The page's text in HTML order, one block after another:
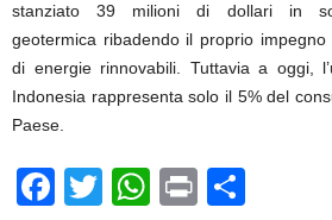
stanziato 39 milioni di dollari in
geotermica ribadendo il proprio impegno
di energie rinnovabili. Tuttavia a oggi,
Indonesia rappresenta solo il 5% del
Paese.
F
T
W
Pr